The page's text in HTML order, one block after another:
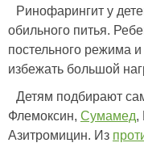
Ринофарингит у
обильного питья.
постельного режима
избежать большой
Детям подбирают
Флемоксин, Сумамед,
Азитромицин. Из